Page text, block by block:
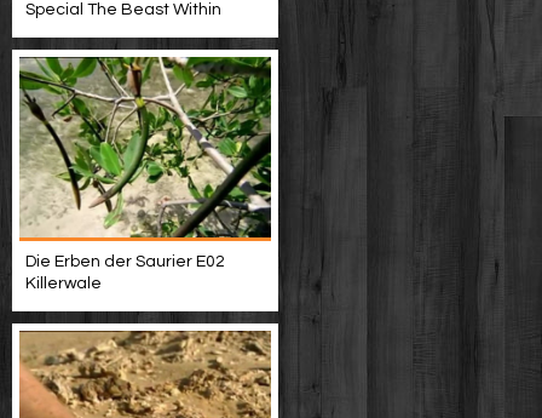
Special The Beast Within
Die Erben der Saurier E02
Killerwale